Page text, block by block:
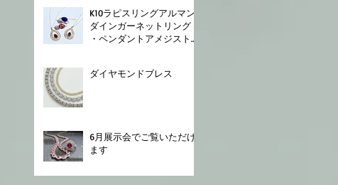
K10⁡⁡ラピスリング⁡⁡アルマン
ダインガーネットリング
⁡・ペンダント⁡⁡アメジスト
ダイヤモンドブレス⁡
6月展示会でご覧いただけ
ます